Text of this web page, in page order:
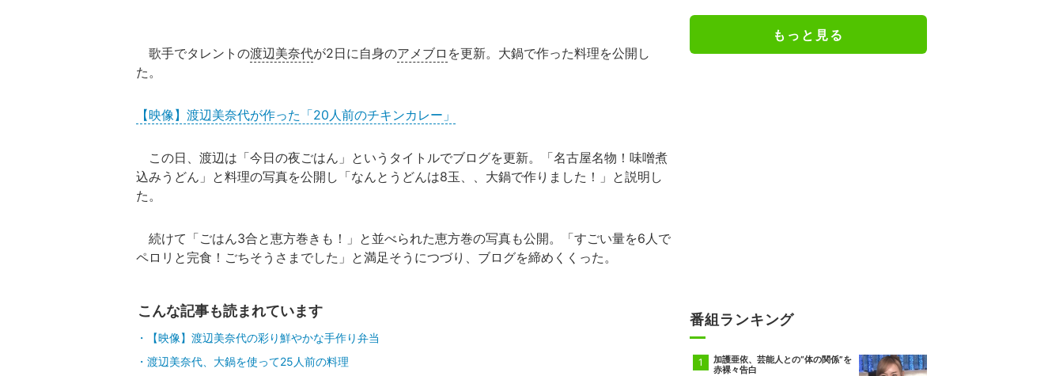
歌手でタレントの渡辺美奈代が2日に自身のアメブロ を更新。大鍋で作った料理を公開し
た。
【映像】渡辺美奈代が作った「20人前のチキンカレー」
この日、渡辺は「今日の夜ごはん」というタイトルでブログを更新。「名古屋名物！味噌煮
込みうどん」と料理の写真を公開し「なんとうどんは8玉、、大鍋で作りました！」と説明し
た。
続けて「ごはん3合と恵方巻きも！」と並べられた恵方巻の写真も公開。「すごい量を6人で
ペロリと完食！ごちそうさまでした」と満足そうにつづり、ブログを締めくくった。
こんな記事も読まれています
【映像】渡辺美奈代の彩り鮮やかな手作り弁当
渡辺美奈代、大鍋を使って25人前の料理
もっと見る
番組ランキング
加護亜依、芸能人との“体の関係”を
赤裸々告白